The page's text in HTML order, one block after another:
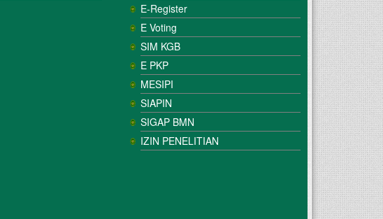
E-Register
E Voting
SIM KGB
E PKP
MESIPI
SIAPIN
SIGAP BMN
IZIN PENELITIAN